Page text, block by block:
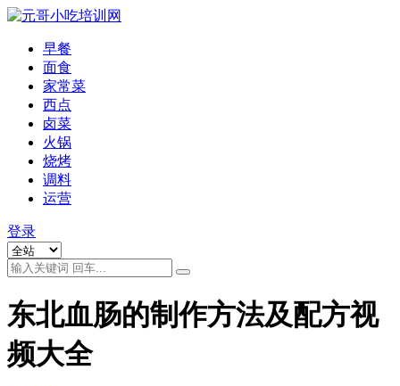
早餐
面食
家常菜
西点
卤菜
火锅
烧烤
调料
运营
登录
东北血肠的制作方法及配方视
频大全